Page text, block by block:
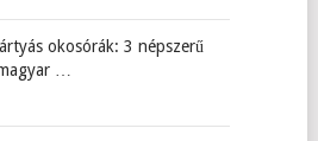
okosórák: 3 népszerű
…